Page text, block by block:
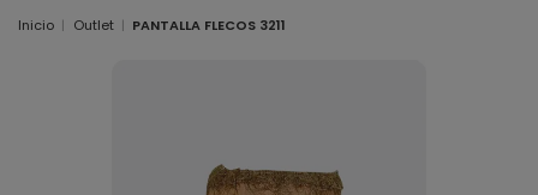
Inicio Outlet PANTALLA FLECOS 3211